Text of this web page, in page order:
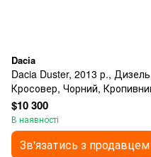
Dacia
Dacia Duster, 2013 р.,
Кросовер, Чорний,
$10 300
В наявності
Зв'язатись з продавцем